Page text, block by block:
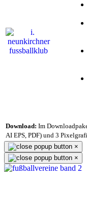
Download: Im
AI EPS, PDF) und 3
×
×